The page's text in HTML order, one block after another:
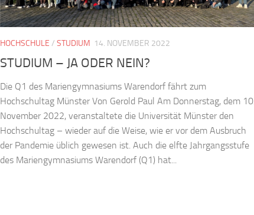
HOCHSCHULE / STUDIUM 14. NOVEMBER 2022
STUDIUM – JA ODER NEIN?
Die Q1 des Mariengymnasiums Warendorf fährt zum
Hochschultag Münster Von Gerold Paul Am Donnerstag, dem 10.
November 2022, veranstaltete die Universität Münster den
Hochschultag – wieder auf die Weise, wie er vor dem Ausbruch
der Pandemie üblich gewesen ist. Auch die elfte Jahrgangsstufe
des Mariengymnasiums Warendorf (Q1) hat...